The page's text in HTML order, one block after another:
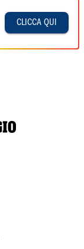
CLICCA QUI